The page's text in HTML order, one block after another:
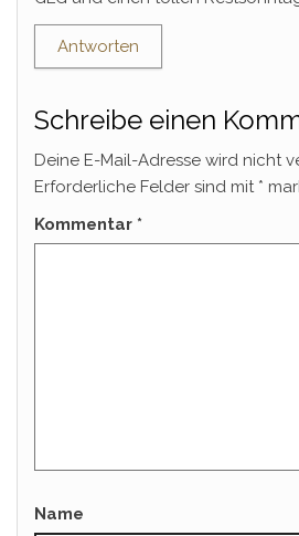
Antworten
Schreibe einen
Deine E-Mail-Adresse wird nicht
Erforderliche Felder sind mit *
Kommentar *
Name